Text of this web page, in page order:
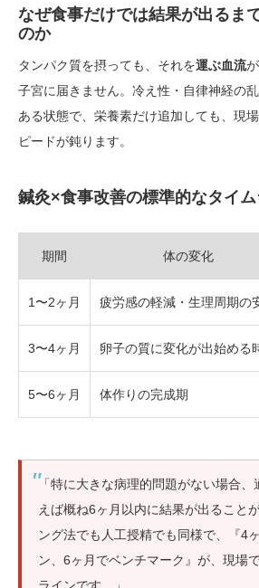
なぜ食事だけでは結果が出るま
のか
タンパク質を摂っても、それを運ぶ血流
子宮に届きません。冷え性・自律神経の
ある状態で、栄養素だけ追加しても、現
ピードが鈍ります。
鍼灸×食事改善の標準的なタイ
期間 体の変化
1〜2ヶ月 疲労感の軽減・生理周期の
3〜4ヶ月 卵子の質に変化が出始める
5〜6ヶ月 体作りの完成期
「特に大きな病理的問題がない場合
えば概ね6ヶ月以内に結果が出ること
ング法でも人工授精でも同様で、『4
ン、6ヶ月でベンチマーク』が、現場